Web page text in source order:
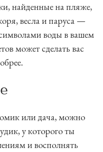
найденные на пляже,
весла и паруса —
воды в вашем
может сделать вас
или дача, можно
у которого ты
и восполнять